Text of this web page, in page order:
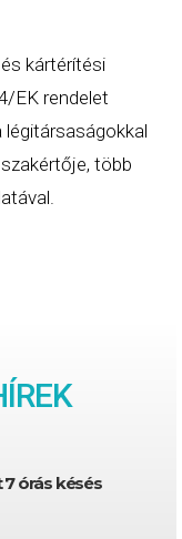
kártérítési
EK rendelet
több
7 órás késés